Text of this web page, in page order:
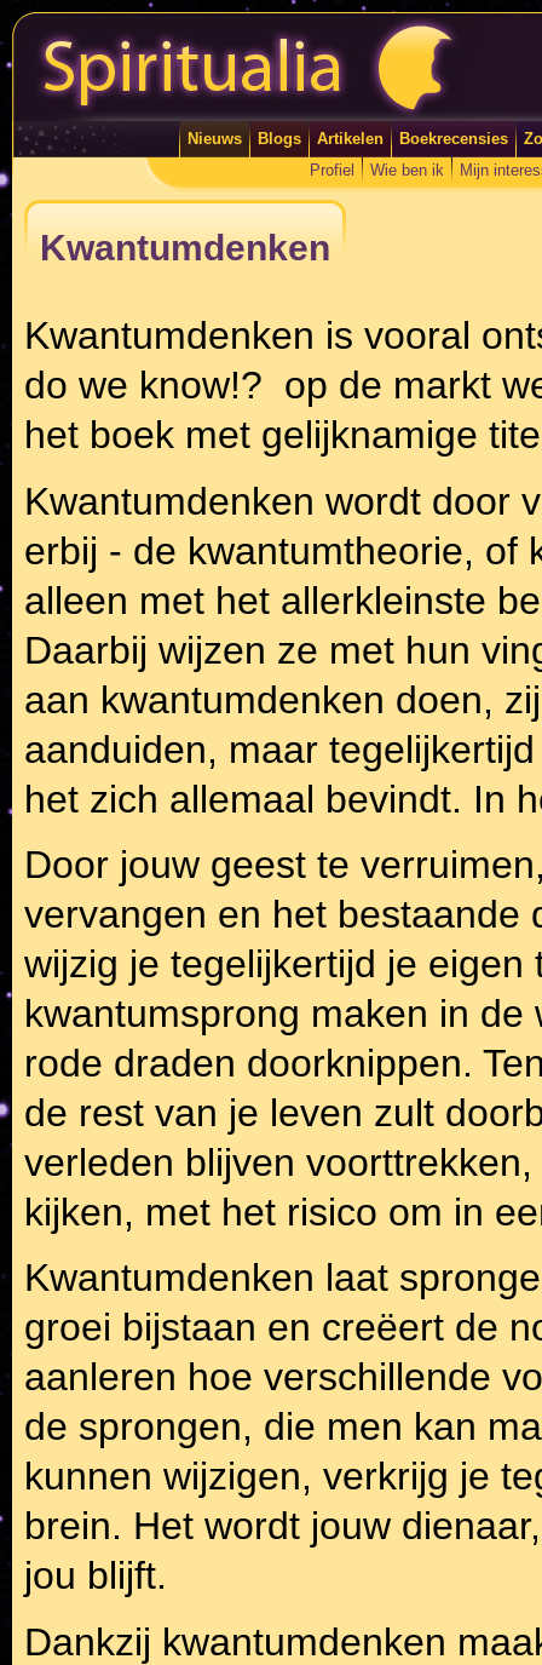
Nieuws Blogs Artikelen Boekrecensies
Profiel
Wie ben ik Mijn
Kwantumdenken
Kwantumdenken is vooral
do we know!? op de markt
het boek met gelijknamige
Kwantumdenken wordt door
erbij - de kwantumtheorie, of
alleen met het allerkleinste
Daarbij wijzen ze met hun
aan kwantumdenken doen,
aanduiden, maar
het zich allemaal bevindt. In
Door jouw geest te
vervangen en het bestaande
wijzig je tegelijkertijd je
kwantumsprong maken in
rode draden doorknippen.
de rest van je leven zult
verleden blijven
kijken, met het risico om in
Kwantumdenken laat
groei bijstaan en creëert de
aanleren hoe verschillende
de sprongen, die men kan
kunnen wijzigen, verkrijg je
brein. Het wordt jouw
jou blijft.
Dankzij kwantumdenken